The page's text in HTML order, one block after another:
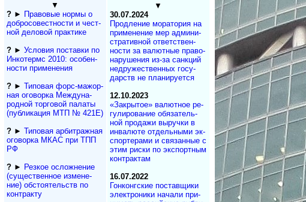
▼
?► Правовые нормы о
добросовестности и чест­
ной деловой практике
?► Условия поставки по
Инкотермс 2010: осо­бен­
нос­ти применения
?► Типовая форс-мажор­
ная оговорка Междуна­
род­ной торговой палаты
(публикация МТП № 421Е)
?► Типовая арбитражная
оговорка МКАС при ТПП
РФ
?► Резкое осложнение
(сущест­вен­ное измене­
ние) обсто­ятельств по
контракту
▼
30.07.2024
Продление мо­ра­то­рия на
при­ме­не­ние мер ад­ми­ни­
ст­ра­тив­ной от­вет­ст­вен­
нос­ти за ва­лют­ные пра­во­
на­ру­ше­ния из-за сан­к­ций
не­дру­жест­вен­ных го­су­
дарств не пла­ни­ру­ется
12.10.2023
«Закрытое» ва­лю­т­ное ре­
гу­ли­ро­ва­ние обя­за­те­ль­
ной про­да­жи вы­ру­ч­ки в
ин­ва­лю­те от­де­ль­ны­ми эк­
с­по­р­те­ра­ми и свя­зан­ные с
этим рис­ки по экс­порт­ным
кон­т­рактам
16.07.2022
Гонконгские постав­щи­ки
элек­тро­ни­ки на­ча­ли при­